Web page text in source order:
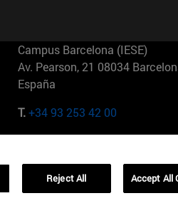
Campus Barcelona (IESE)
Av. Pearson, 21 08034
España
T.+34 93 253 42 00
01321001 Bela Vista Brasil
Reject All Accept All